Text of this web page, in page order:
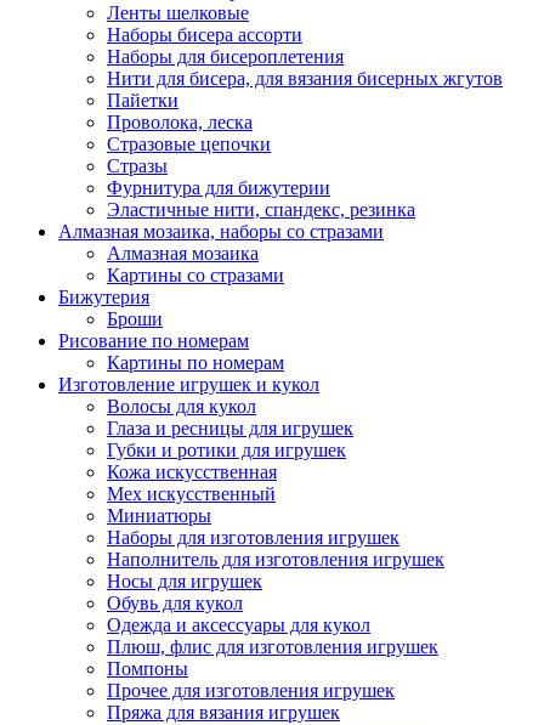
Ленты шелковые
Наборы бисера ассорти
Наборы для бисероплетения
Нити для бисера, для вязания бисерных жгутов
Пайетки
Проволока, леска
Стразовые цепочки
Стразы
Фурнитура для бижутерии
Эластичные нити, спандекс, резинка
Алмазная мозаика, наборы со стразами
Алмазная мозаика
Картины co стразами
Бижутерия
Броши
Рисование по номерам
Картины по номерам
Изготовление игрушек и кукол
Волосы для кукол
Глаза и ресницы для игрушек
Губки и ротики для игрушек
Кожа искусственная
Мех искусственный
Миниатюры
Наборы для изготовления игрушек
Наполнитель для изготовления игрушек
Носы для игрушек
Обувь для кукол
Одежда и аксессуары для кукол
Плюш, флис для изготовления игрушек
Помпоны
Прочее для изготовления игрушек
Пряжа для вязания игрушек